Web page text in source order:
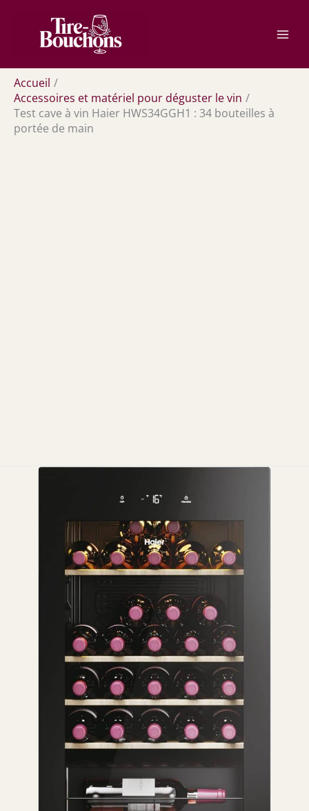
contenu
Accueil
Accessoires et matériel pour déguster le vin
Test cave à vin Haier HWS34GGH1 : 34 bouteilles à
portée de main